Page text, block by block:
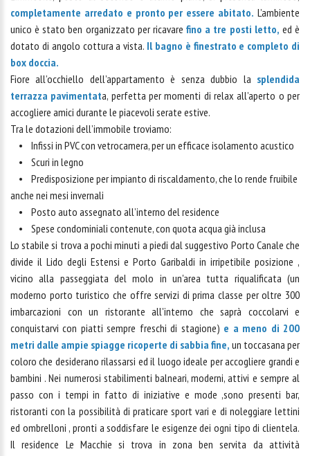
completamente arredato e pronto per essere abitato. L’ambiente
unico è stato ben organizzato per ricavare fino a tre posti letto, ed è
dotato di angolo cottura a vista. Il bagno è finestrato e completo di
box doccia.
Fiore all’occhiello dell’appartamento è senza dubbio la splendida
terrazza pavimentata, perfetta per momenti di relax all’aperto o per
accogliere amici durante le piacevoli serate estive.
Tra le dotazioni dell’immobile troviamo:
• Infissi in PVC con vetrocamera, per un efficace isolamento acustico
• Scuri in legno
• Predisposizione per impianto di riscaldamento, che lo rende fruibile
anche nei mesi invernali
• Posto auto assegnato all’interno del residence
• Spese condominiali contenute, con quota acqua già inclusa
Lo stabile si trova a pochi minuti a piedi dal suggestivo Porto Canale che
divide il Lido degli Estensi e Porto Garibaldi in irripetibile posizione ,
vicino alla passeggiata del molo in un'area tutta riqualificata (un
moderno porto turistico che offre servizi di prima classe per oltre 300
imbarcazioni con un ristorante all'interno che saprà coccolarvi e
conquistarvi con piatti sempre freschi di stagione) e a meno di 200
metri dalle ampie spiagge ricoperte di sabbia fine, un toccasana per
coloro che desiderano rilassarsi ed il luogo ideale per accogliere grandi e
bambini . Nei numerosi stabilimenti balneari, moderni, attivi e sempre al
passo con i tempi in fatto di iniziative e mode ,sono presenti bar,
ristoranti con la possibilità di praticare sport vari e di noleggiare lettini
ed ombrelloni , pronti a soddisfare le esigenze dei ogni tipo di clientela.
Il residence Le Macchie si trova in zona ben servita da attività